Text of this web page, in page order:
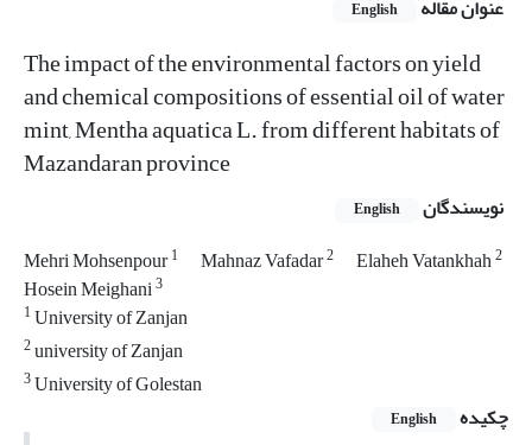
عنوان مقاله English
The impact of the environmental factors on yield
and chemical compositions of essential oil of water
mint, Mentha aquatica L. from different habitats of
Mazandaran province
نویسندگان English
Mehri Mohsenpour1 Mahnaz Vafadar2 Elaheh Vatankhah2
Hosein Meighani3
1University of Zanjan
2university of Zanjan
3University of Golestan
چکیده
English